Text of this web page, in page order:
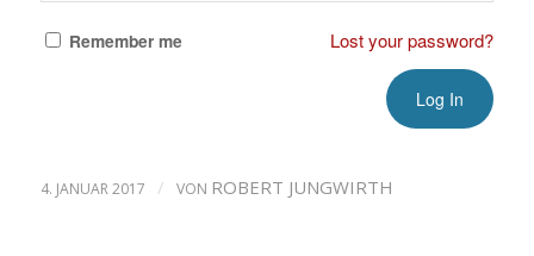
Remember me Lost your password?
4. JANUAR 2017 / VON ROBERT JUNGWIRTH